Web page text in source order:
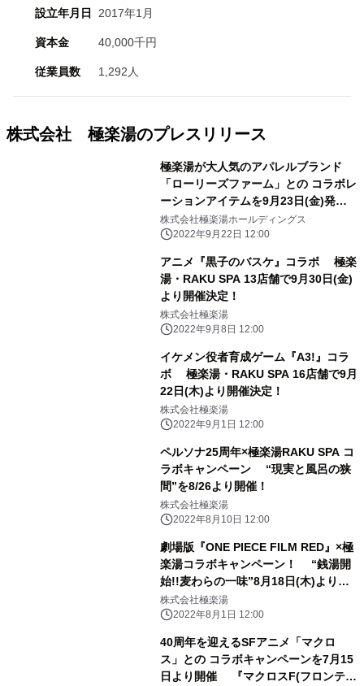
設立年月日 2017年1月
資本金 40,000千円
従業員数 1,292人
株式会社 極楽湯のプレスリリース
極楽湯が大人気のアパレルブランド
「ローリーズファーム」との コラボレ
ーションアイテムを9月23日(金)発
売！
株式会社極楽湯ホールディングス
2022年9月22日 12:00
アニメ『黒子のバスケ』コラボ 極楽
湯・RAKU SPA 13店舗で9月30日(金)
より開催決定！
株式会社極楽湯
2022年9月8日 12:00
イケメン役者育成ゲーム『A3!』コラ
ボ 極楽湯・RAKU SPA 16店舗で9月
22日(木)より開催決定！
株式会社極楽湯
2022年9月1日 12:00
ペルソナ25周年×極楽湯RAKU SPA コ
ラボキャンペーン “現実と風呂の狭
間”を8/26より開催！
株式会社極楽湯
2022年8月10日 12:00
劇場版『ONE PIECE FILM RED』×極
楽湯コラボキャンペーン！ “銭湯開
始!!麦わらの一味”8月18日(木)より開
催！
株式会社極楽湯
2022年8月1日 12:00
40周年を迎えるSFアニメ「マクロ
ス」との コラボキャンペーンを7月15
日より開催 『マクロスF(フロンティ